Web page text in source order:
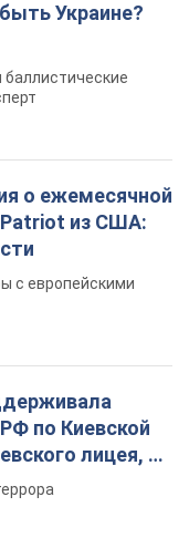
Украине?
баллистические
о ежемесячной
Patriot из США:
с европейскими
по Киевской
лицея, её